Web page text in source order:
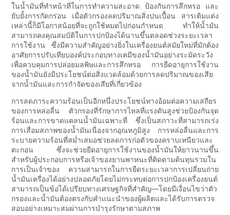
ในน้ำมันที่ทำหน้าที่ในการทำความสะอาด ป้องกันการสึกหรอ และ
ยับยั้งการกัดกร่อน เมื่อตัวกรองลดปริมาณสิ่งปนเปื้อน สารเติมแต่ง
เหล่านี้ก็มีโอกาสน้อยที่จะถูกใช้หมดไปก่อนกำหนด ทำให้น้ำมัน
สามารถคงคุณสมบัติในการปกป้องได้นานขึ้นตลอดช่วงระยะเวลา
การใช้งาน ซึ่งมีความสำคัญอย่างยิ่งในเครื่องยนต์สมัยใหม่ที่มักต้อง
อาศัยการปรับเทียบองค์ประกอบทางเคมีของน้ำมันอย่างระมัดระวัง
เพื่อควบคุมการปล่อยมลพิษและการสึกหรอ การยืดอายุการใช้งาน
ของน้ำมันยังมีประโยชน์ต่อสิ่งแวดล้อมด้วยการลดปริมาณของเสีย
จากน้ำมันและการกำจัดของเสียที่เกี่ยวข้อง
การลดภาระความร้อนเป็นอีกหนึ่งประโยชน์ทางอ้อมต่อความเสถียร
ของการหล่อลื่น ตัวกรองที่รักษาการไหลที่แรงดันสูงช่วยป้องกันจุด
ร้อนและการขาดแคลนน้ำมันเฉพาะที่ ซึ่งเป็นสภาวะที่สามารถเร่ง
การเสื่อมสภาพของน้ำมันเนื่องจากอุณหภูมิสูง การหล่อลื่นและการ
ระบายความร้อนที่สม่ำเสมอช่วยลดการก่อตัวของคราบเหนียวและ
ตะกอน ซึ่งจะช่วยยืดอายุการใช้งานของน้ำมันให้ยาวนานขึ้น
สำหรับผู้ประกอบการหรือเจ้าของยานพาหนะที่ติดตามต้นทุนรวมใน
การเป็นเจ้าของ ความสามารถในการยืดระยะเวลาการเปลี่ยนถ่าย
น้ำมันเครื่องได้อย่างปลอดภัยโดยไม่กระทบต่อการปกป้องเครื่องยนต์
สามารถเป็นข้อได้เปรียบทางเศรษฐกิจที่สำคัญ—โดยมีเงื่อนไขว่าตัว
กรองและน้ำมันต้องตรงกับคำแนะนำของผู้ผลิตและได้รับการตรวจ
สอบอย่างเหมาะสมผ่านการบำรุงรักษาตามสภาพ